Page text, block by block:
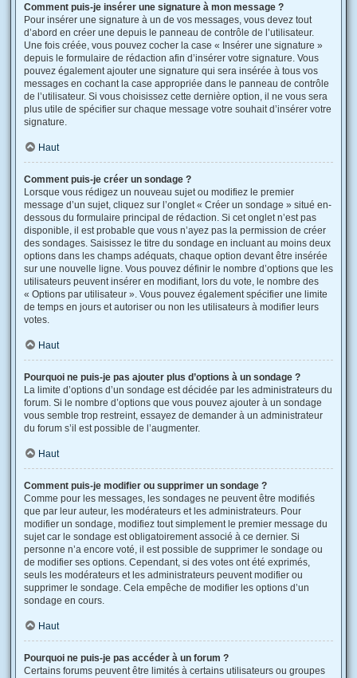
Comment puis-je insérer une signature à mon message ?
Pour insérer une signature à un de vos messages, vous devez tout
d’abord en créer une depuis le panneau de contrôle de l’utilisateur.
Une fois créée, vous pouvez cocher la case « Insérer une signature »
depuis le formulaire de rédaction afin d’insérer votre signature. Vous
pouvez également ajouter une signature qui sera insérée à tous vos
messages en cochant la case appropriée dans le panneau de contrôle
de l’utilisateur. Si vous choisissez cette dernière option, il ne vous sera
plus utile de spécifier sur chaque message votre souhait d’insérer votre
signature.
Haut
Comment puis-je créer un sondage ?
Lorsque vous rédigez un nouveau sujet ou modifiez le premier
message d’un sujet, cliquez sur l’onglet « Créer un sondage » situé en-
dessous du formulaire principal de rédaction. Si cet onglet n’est pas
disponible, il est probable que vous n’ayez pas la permission de créer
des sondages. Saisissez le titre du sondage en incluant au moins deux
options dans les champs adéquats, chaque option devant être insérée
sur une nouvelle ligne. Vous pouvez définir le nombre d’options que les
utilisateurs peuvent insérer en modifiant, lors du vote, le nombre des
« Options par utilisateur ». Vous pouvez également spécifier une limite
de temps en jours et autoriser ou non les utilisateurs à modifier leurs
votes.
Haut
Pourquoi ne puis-je pas ajouter plus d’options à un sondage ?
La limite d’options d’un sondage est décidée par les administrateurs du
forum. Si le nombre d’options que vous pouvez ajouter à un sondage
vous semble trop restreint, essayez de demander à un administrateur
du forum s’il est possible de l’augmenter.
Haut
Comment puis-je modifier ou supprimer un sondage ?
Comme pour les messages, les sondages ne peuvent être modifiés
que par leur auteur, les modérateurs et les administrateurs. Pour
modifier un sondage, modifiez tout simplement le premier message du
sujet car le sondage est obligatoirement associé à ce dernier. Si
personne n’a encore voté, il est possible de supprimer le sondage ou
de modifier ses options. Cependant, si des votes ont été exprimés,
seuls les modérateurs et les administrateurs peuvent modifier ou
supprimer le sondage. Cela empêche de modifier les options d’un
sondage en cours.
Haut
Pourquoi ne puis-je pas accéder à un forum ?
Certains forums peuvent être limités à certains utilisateurs ou groupes